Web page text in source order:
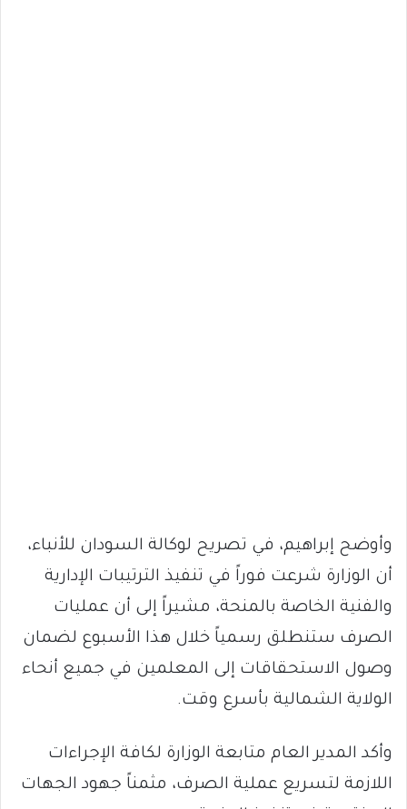
وأوضح إبراهيم، في تصريح لوكالة السودان للأنباء،
أن الوزارة شرعت فوراً في تنفيذ الترتيبات الإدارية
والفنية الخاصة بالمنحة، مشيراً إلى أن عمليات
الصرف ستنطلق رسمياً خلال هذا الأسبوع لضمان
وصول الاستحقاقات إلى المعلمين في جميع أنحاء
الولاية الشمالية بأسرع وقت.
وأكد المدير العام متابعة الوزارة لكافة الإجراءات
اللازمة لتسريع عملية الصرف، مثمناً جهود الجهات